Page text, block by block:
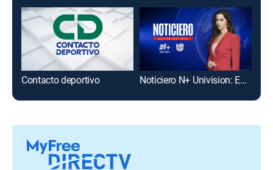
Contacto deportivo Noticiero N+ Univision: Edición nocturna